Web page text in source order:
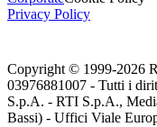
Privacy Policy
Copyright © 1999-2026
03976881007 - Tutti i
S.p.A. - RTI S.p.A.,
Bassi) - Uffici Viale